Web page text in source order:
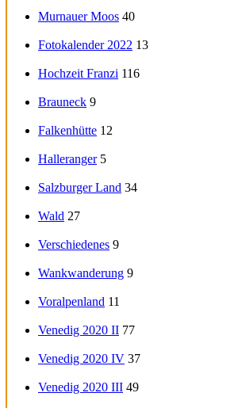
Murnauer Moos 40
Fotokalender 2022 13
Hochzeit Franzi 116
Brauneck 9
Falkenhütte 12
Halleranger 5
Salzburger Land 34
Wald 27
Verschiedenes 9
Wankwanderung 9
Voralpenland 11
Venedig 2020 II 77
Venedig 2020 IV 37
Venedig 2020 III 49